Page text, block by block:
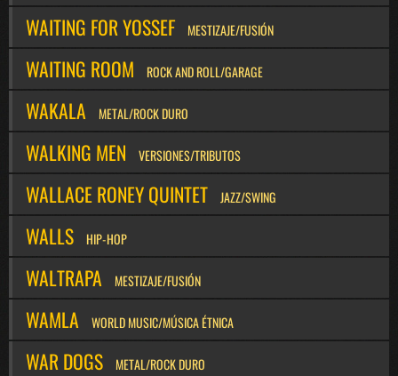
WAITING FOR YOSSEF MESTIZAJE/FUSIÓN
WAITING ROOM ROCK AND ROLL/GARAGE
WAKALA METAL/ROCK DURO
WALKING MEN VERSIONES/TRIBUTOS
WALLACE RONEY QUINTET JAZZ/SWING
WALLS HIP-HOP
WALTRAPA MESTIZAJE/FUSIÓN
WAMLA WORLD MUSIC/MÚSICA ÉTNICA
WAR DOGS METAL/ROCK DURO